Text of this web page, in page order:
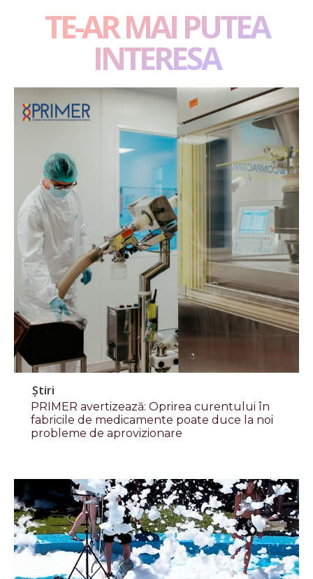
TE-AR MAI PUTEA
INTERESA
Știri
PRIMER avertizează: Oprirea curentului în
fabricile de medicamente poate duce la noi
probleme de aprovizionare